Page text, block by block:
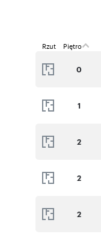
Rzut Piętro
0
1
2
2
2